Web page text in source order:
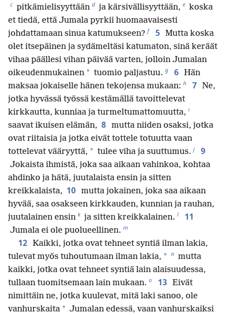
c pitkämielisyyttään d ja kärsivällisyyttään, e koska
et tiedä, että Jumala pyrkii huomaavaisesti
johdattamaan sinua katumukseen? f 5 Mutta koska
olet itsepäinen ja sydämeltäsi katumaton, sinä keräät
vihaa päällesi vihan päivää varten, jolloin Jumalan
oikeudenmukainen * tuomio paljastuu. g 6 Hän
maksaa jokaiselle hänen tekojensa mukaan: h 7 Ne,
jotka hyvässä työssä kestämällä tavoittelevat
kirkkautta, kunniaa ja turmeltumattomuutta, i
saavat ikuisen elämän, 8 mutta niiden osaksi, jotka
ovat riitaisia ja jotka eivät tottele totuutta vaan
tottelevat vääryyttä, * tulee viha ja suuttumus. j 9
Jokaista ihmistä, joka saa aikaan vahinkoa, kohtaa
ahdinko ja hätä, juutalaista ensin ja sitten
kreikkalaista, 10 mutta jokainen, joka saa aikaan
hyvää, saa osakseen kirkkauden, kunnian ja rauhan,
juutalainen ensin k ja sitten kreikkalainen. l 11
Jumala ei ole puolueellinen. m
12 Kaikki, jotka ovat tehneet syntiä ilman lakia,
tulevat myös tuhoutumaan ilman lakia, * n mutta
kaikki, jotka ovat tehneet syntiä lain alaisuudessa,
tullaan tuomitsemaan lain mukaan. o 13 Eivät
nimittäin ne, jotka kuulevat, mitä laki sanoo, ole
vanhurskaita * Jumalan edessä, vaan vanhurskaiksi